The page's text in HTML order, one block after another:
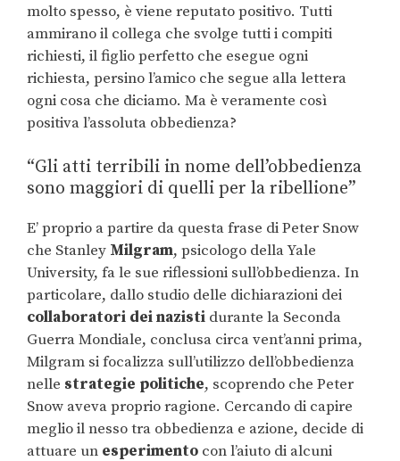
molto spesso, è viene reputato positivo. Tutti
ammirano il collega che svolge tutti i compiti
richiesti, il figlio perfetto che esegue ogni
richiesta, persino l’amico che segue alla lettera
ogni cosa che diciamo. Ma è veramente così
positiva l’assoluta obbedienza?
“Gli atti terribili in nome dell’obbedienza
sono maggiori di quelli per la ribellione”
E’ proprio a partire da questa frase di Peter Snow
che Stanley Milgram, psicologo della Yale
University, fa le sue riflessioni sull’obbedienza. In
particolare, dallo studio delle dichiarazioni dei
collaboratori dei nazisti durante la Seconda
Guerra Mondiale, conclusa circa vent’anni prima,
Milgram si focalizza sull’utilizzo dell’obbedienza
nelle strategie politiche, scoprendo che Peter
Snow aveva proprio ragione. Cercando di capire
meglio il nesso tra obbedienza e azione, decide di
attuare un esperimento con l’aiuto di alcuni